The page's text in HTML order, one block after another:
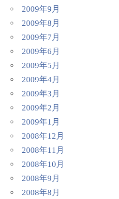
2009年9月
2009年8月
2009年7月
2009年6月
2009年5月
2009年4月
2009年3月
2009年2月
2009年1月
2008年12月
2008年11月
2008年10月
2008年9月
2008年8月